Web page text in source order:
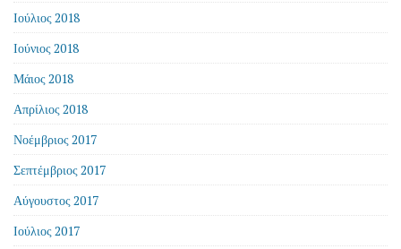
Ιούλιος 2018
Ιούνιος 2018
Μάιος 2018
Απρίλιος 2018
Νοέμβριος 2017
Σεπτέμβριος 2017
Αύγουστος 2017
Ιούλιος 2017